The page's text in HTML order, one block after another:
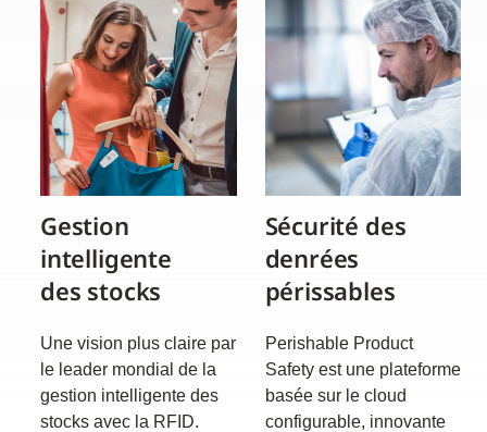
Gestion
intelligente
des stocks
Une vision plus claire par
le leader mondial de la
gestion intelligente des
stocks avec la RFID.
Sécurité des
denrées
périssables
Perishable Product
Safety est une plateforme
basée sur le cloud
configurable, innovante